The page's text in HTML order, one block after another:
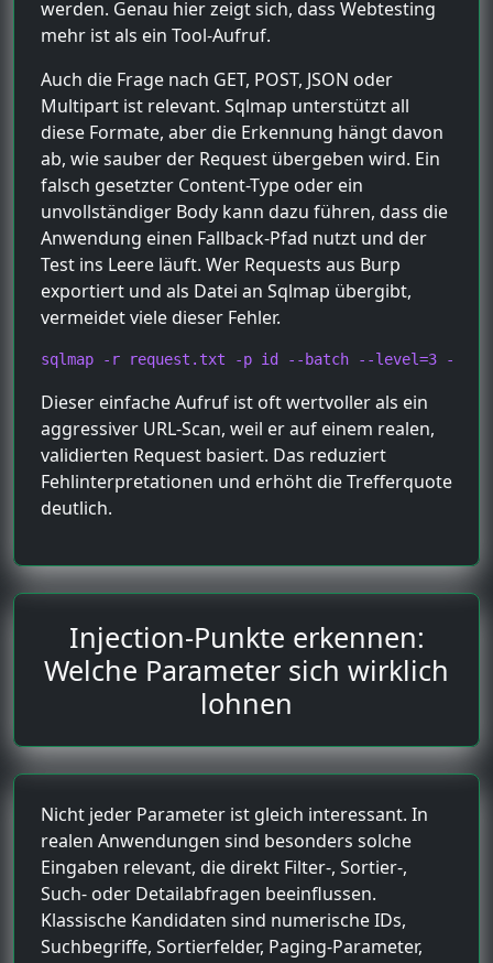
werden. Genau hier zeigt sich, dass Webtesting
mehr ist als ein Tool-Aufruf.
Auch die Frage nach GET, POST, JSON oder
Multipart ist relevant. Sqlmap unterstützt all
diese Formate, aber die Erkennung hängt davon
ab, wie sauber der Request übergeben wird. Ein
falsch gesetzter Content-Type oder ein
unvollständiger Body kann dazu führen, dass die
Anwendung einen Fallback-Pfad nutzt und der
Test ins Leere läuft. Wer Requests aus Burp
exportiert und als Datei an Sqlmap übergibt,
vermeidet viele dieser Fehler.
sqlmap -r request.txt -p id --batch --level=3 --
Dieser einfache Aufruf ist oft wertvoller als ein
aggressiver URL-Scan, weil er auf einem realen,
validierten Request basiert. Das reduziert
Fehlinterpretationen und erhöht die Trefferquote
deutlich.
Injection-Punkte erkennen:
Welche Parameter sich wirklich
lohnen
Nicht jeder Parameter ist gleich interessant. In
realen Anwendungen sind besonders solche
Eingaben relevant, die direkt Filter-, Sortier-,
Such- oder Detailabfragen beeinflussen.
Klassische Kandidaten sind numerische IDs,
Suchbegriffe, Sortierfelder, Paging-Parameter,